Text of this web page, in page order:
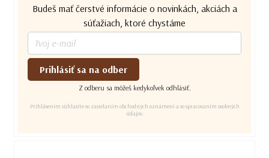
Budeš mať čerstvé informácie o novinkách, akciách a
súťažiach, ktoré chystáme
Prihlásiť sa na odber
Z odberu sa môžeš kedykoľvek odhlásiť.
Prihlásením súhlasíte so zasielaním obchodných oznámení a so spracovaním osobných
údajov.